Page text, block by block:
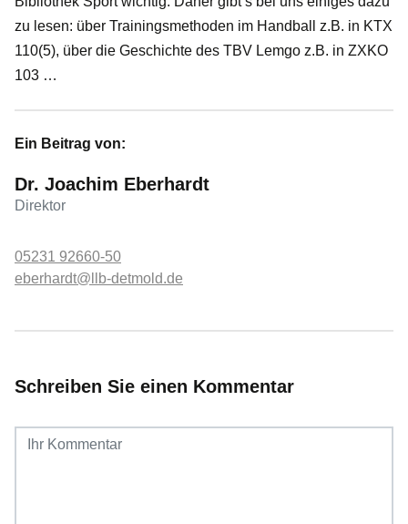
zu lesen: über Trainingsmethoden im Handball z.B. in KTX
110(5), über die Geschichte des TBV Lemgo z.B. in ZXKO
103 …
Ein Beitrag von:
Dr. Joachim Eberhardt
Direktor
05231 92660-50
eberhardt@llb-detmold.de
Schreiben Sie einen Kommentar